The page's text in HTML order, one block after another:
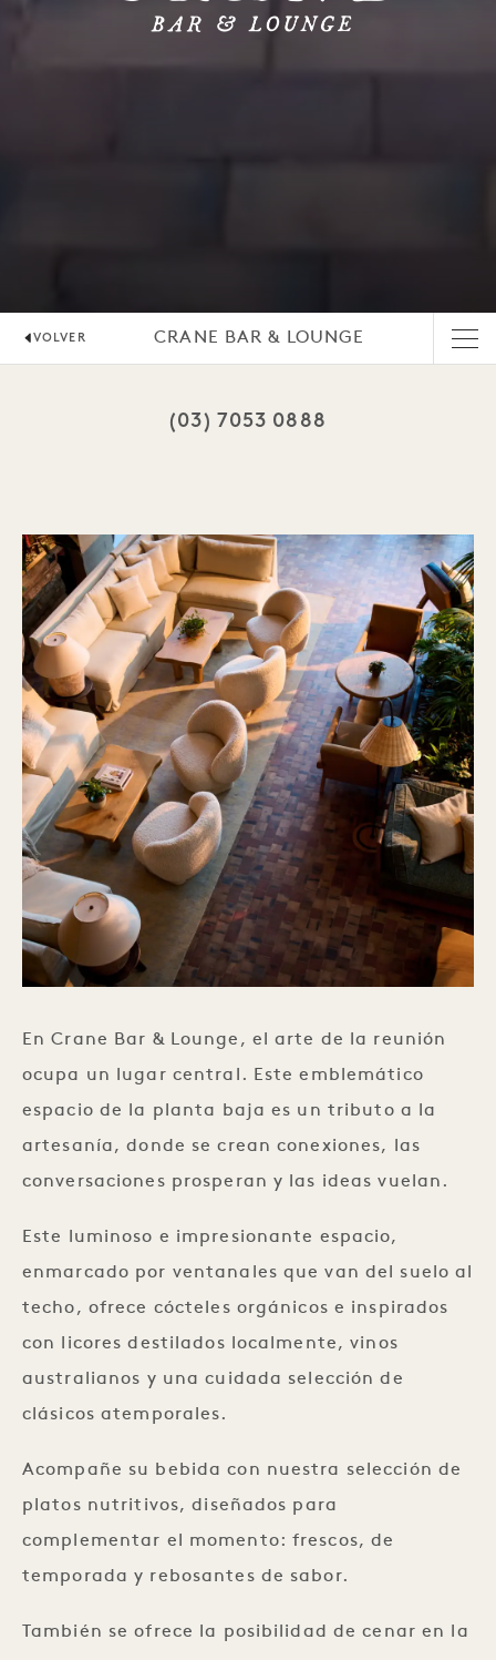
VOLVER CRANE BAR & LOUNGE
(03) 7053 0888
En Crane Bar & Lounge, el arte de la reunión
ocupa un lugar central. Este emblemático
espacio de la planta baja es un tributo a la
artesanía, donde se crean conexiones, las
conversaciones prosperan y las ideas vuelan.
Este luminoso e impresionante espacio,
enmarcado por ventanales que van del suelo al
techo, ofrece cócteles orgánicos e inspirados
con licores destilados localmente, vinos
australianos y una cuidada selección de
clásicos atemporales.
Acompañe su bebida con nuestra selección de
platos nutritivos, diseñados para
complementar el momento: frescos, de
temporada y rebosantes de sabor.
También se ofrece la posibilidad de cenar en la